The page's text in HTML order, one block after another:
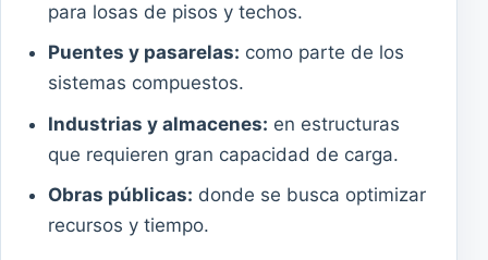
para losas de pisos y techos.
Puentes y pasarelas: como parte de los
sistemas compuestos.
Industrias y almacenes: en estructuras
que requieren gran capacidad de carga.
Obras públicas: donde se busca optimizar
recursos y tiempo.